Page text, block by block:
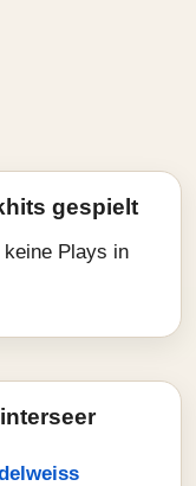
gespielt
keine Plays in